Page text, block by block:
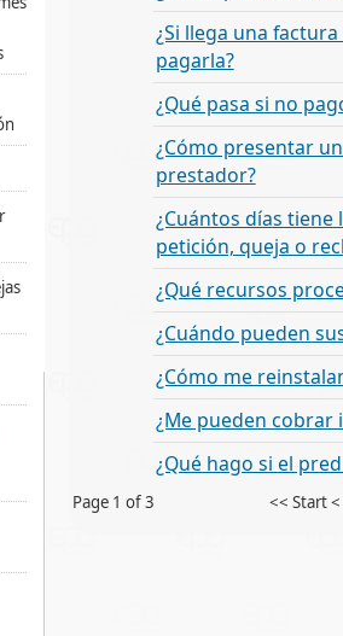
¿Si llega una
pagarla?
¿Qué pasa si no
¿Cómo presentar
prestador?
¿Cuántos días
petición, queja o
¿Qué recursos
¿Cuándo pueden
¿Cómo me
¿Me pueden cobrar
¿Qué hago si el
<< Start<
Page 1 of 3